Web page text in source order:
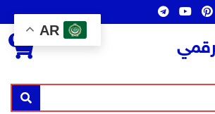
بحث
0
AR